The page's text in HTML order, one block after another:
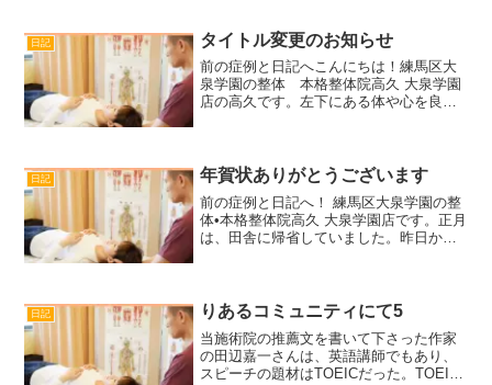
を購入することになりました。ただ、デ
ータ移行があろうことか...
日記 タイトル変更のお知らせ
前の症例と日記へこんにちは！練馬区大
泉学園の整体 本格整体院高久 大泉学園
店の高久です。左下にある体や心を良く
るヒント』に変更いたし...
日記 年賀状ありがとうございます
前の症例と日記へ！ 練馬区大泉学園の整
体•本格整体院高久 大泉学園店です。正月
は、田舎に帰省していました。昨日から
ありますね。年賀状...
日記 りあるコミュニティにて5
当施術院の推薦文を書いて下さった作家
の田辺嘉一さんは、英語講師でもあり、
スピーチの題材はTOEICだった。TOEIC